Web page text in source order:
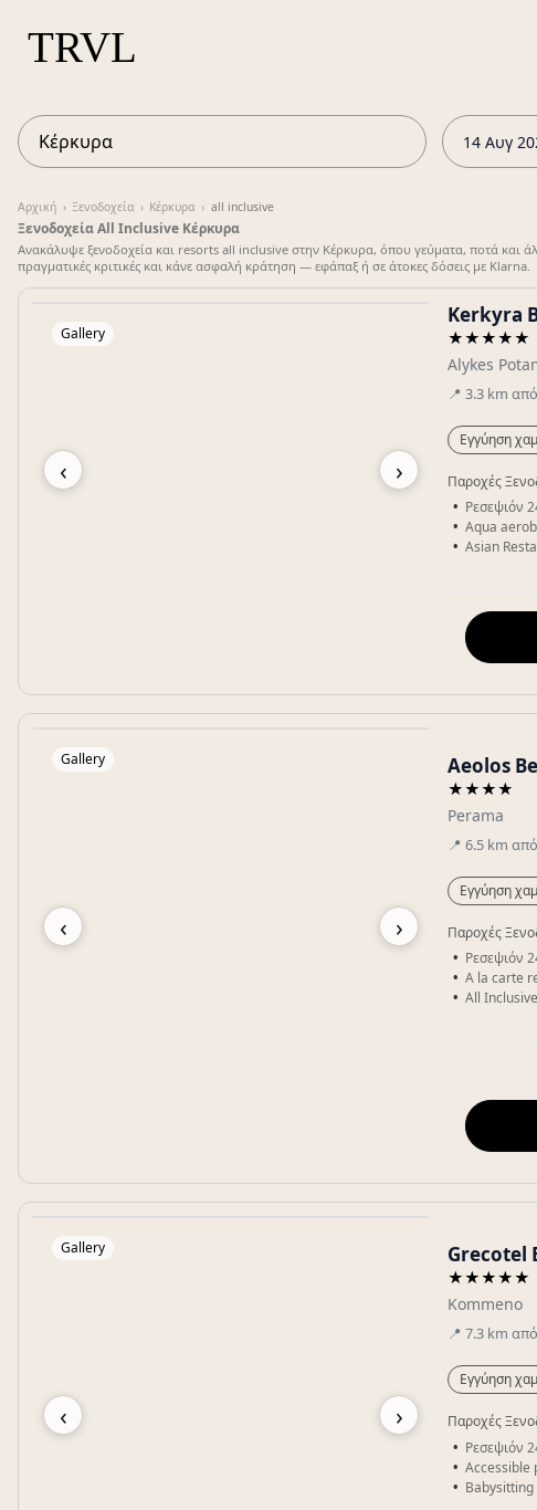
14 Αυγ
Αρχική › Ξενοδοχεία › Κέρκυρα › all inclusive
Ξενοδοχεία All Inclusive Κέρκυρα
Ανακάλυψε ξενοδοχεία και resorts all inclusive στην Κέρκυρα, όπου γεύματα, ποτά και
πραγματικές κριτικές και κάνε ασφαλή κράτηση — εφάπαξ ή σε άτοκες δόσεις με Klarna.
‹ ›
Gallery
Kerkyra
★★★★★
Alykes
📍 3.3 km
Εγγύηση
Παροχές
Ρεσεψιόν
Aqua
Asian
‹ ›
Gallery Aeolos
★★★★
Perama
📍 6.5 km
Εγγύηση
Παροχές
Ρεσεψιόν
A la carte
All
‹ ›
Gallery Grecotel
★★★★★
Kommeno
📍 7.3 km
Εγγύηση
Παροχές
Ρεσεψιόν
Accessible
Babysitting